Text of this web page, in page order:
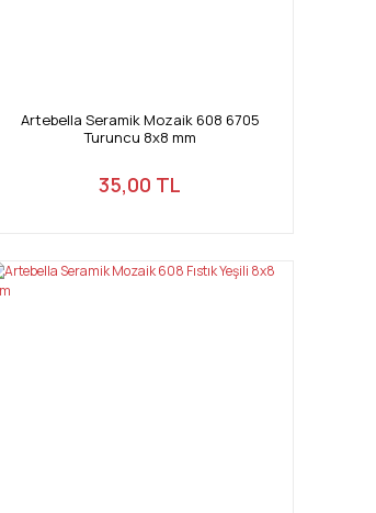
Artebella Seramik Mozaik 608 6705
Turuncu 8x8 mm
35,00 TL